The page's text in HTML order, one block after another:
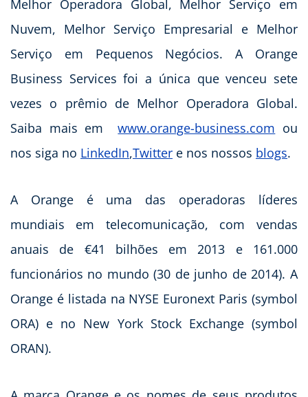
Melhor Operadora Global, Melhor Serviço em
Nuvem, Melhor Serviço Empresarial e Melhor
Serviço em Pequenos Negócios. A Orange
Business Services foi a única que venceu sete
vezes o prêmio de Melhor Operadora Global.
Saiba mais emwww.orange-business.com ou
nos siga no LinkedIn,Twitter e nos nossos blogs.
A Orange é uma das operadoras líderes
mundiais em telecomunicação, com vendas
anuais de €41 bilhões em 2013 e 161.000
funcionários no mundo (30 de junho de 2014). A
Orange é listada na NYSE Euronext Paris (symbol
ORA) e no New York Stock Exchange (symbol
ORAN).